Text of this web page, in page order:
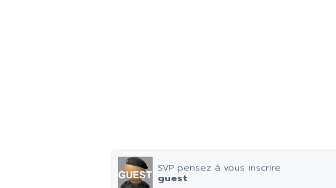
SVP pensez à vous inscrire
guest